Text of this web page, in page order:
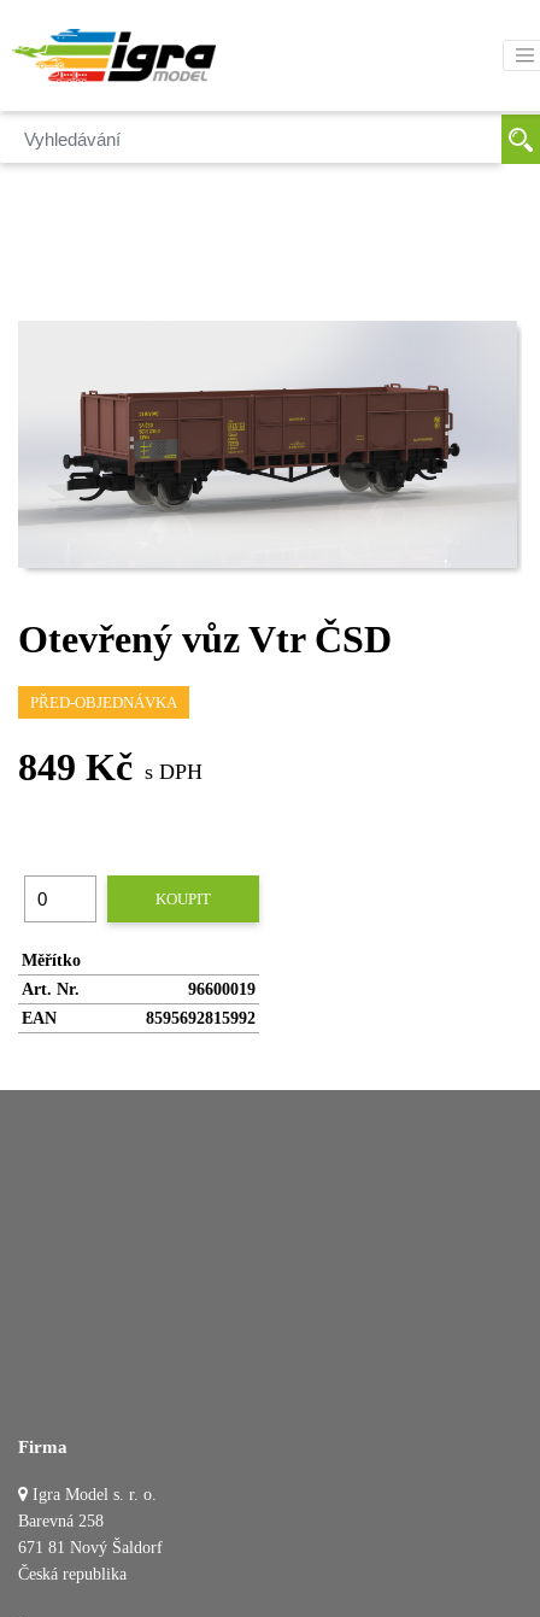
Otevřený vůz Vtr ČSD
PŘED-OBJEDNÁVKA
849 Kč s DPH
KOUPIT
Měřítko
Art. Nr.
96600019
EAN
8595692815992
Firma
Igra Model s. r. o.
Barevná 258
671 81 Nový Šaldorf
Česká republika